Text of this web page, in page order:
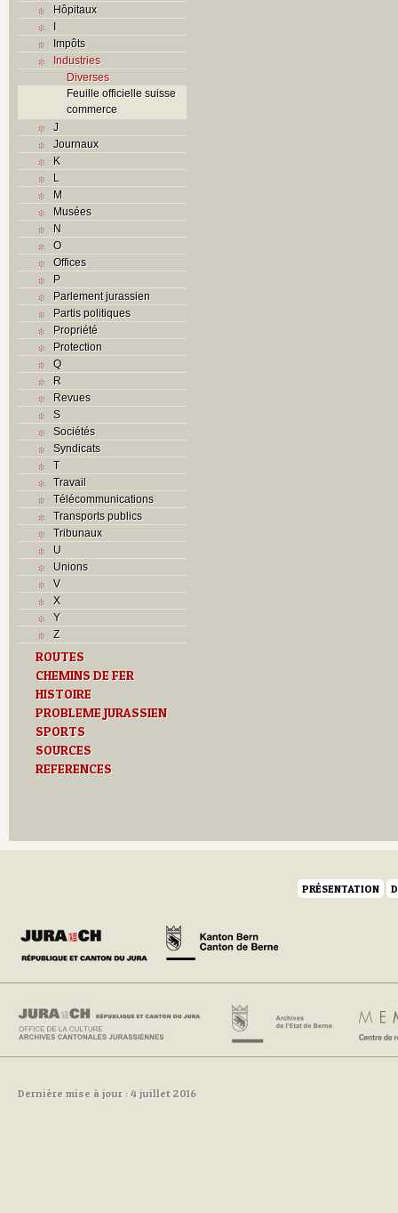
Hôpitaux
I
Impôts
Industries
Diverses
Feuille officielle suisse
commerce
J
Journaux
K
L
M
Musées
N
O
Offices
P
Parlement jurassien
Partis politiques
Propriété
Protection
Q
R
Revues
S
Sociétés
Syndicats
T
Travail
Télécommunications
Transports publics
Tribunaux
U
Unions
V
X
Y
Z
ROUTES
CHEMINS DE FER
HISTOIRE
PROBLEME JURASSIEN
SPORTS
SOURCES
REFERENCES
PRÉSENTATION
Dernière mise à jour : 4 juillet 2016